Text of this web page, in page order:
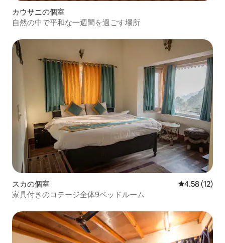
カウサニの個室
自然の中で平和な一週間を過ごす場所
スカの個室 レビュー12
4.58 (12)
家具付きのコテージ全体9ベッドルーム